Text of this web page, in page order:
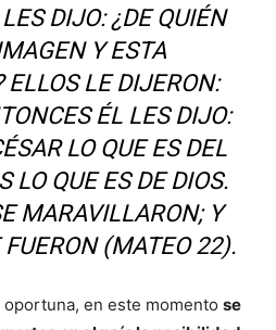
DIJO: ¿DE QUIÉN
Y ESTA
ELLOS LE DIJERON:
ÉL LES DIJO:
LO QUE ES DEL
LO QUE ES DE DIOS.
MARAVILLARON; Y
FUERON (MATEO 22).
en este momento se